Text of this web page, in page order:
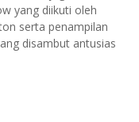
yang diikuti oleh
serta penampilan
disambut antusias